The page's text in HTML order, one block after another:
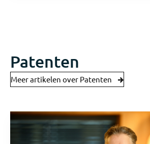
Patenten
Meer artikelen over Patenten